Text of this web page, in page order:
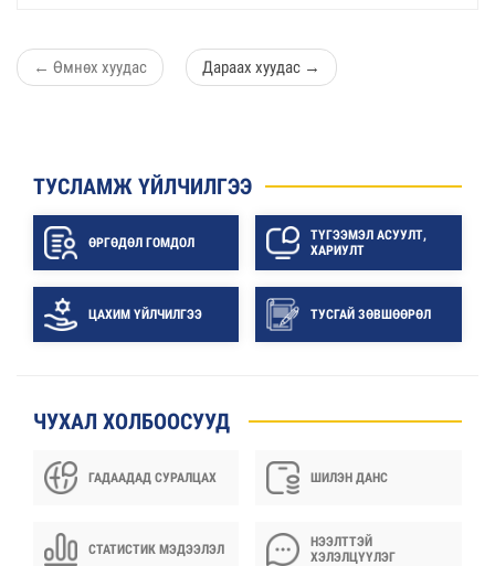
← Өмнөх хуудас Дараах хуудас →
ТУСЛАМЖ ҮЙЛЧИЛГЭЭ
ӨРГӨДӨЛ ГОМДОЛ
ТҮГЭЭМЭЛ АСУУЛТ,
ХАРИУЛТ
ЦАХИМ ҮЙЛЧИЛГЭЭ ТУСГАЙ ЗӨВШӨӨРӨЛ
ЧУХАЛ ХОЛБООСУУД
ГАДААДАД СУРАЛЦАХ ШИЛЭН ДАНС
СТАТИСТИК МЭДЭЭЛЭЛ
НЭЭЛТТЭЙ
ХЭЛЭЛЦҮҮЛЭГ